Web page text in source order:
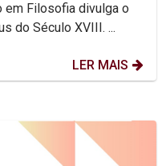
em Filosofia divulga o
do Século XVIII. ...
LER MAIS